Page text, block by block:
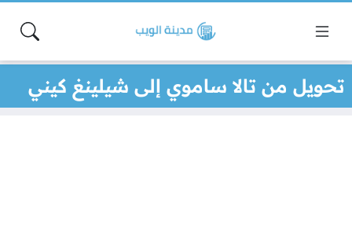
تحويل من تالا ساموي إلى شيلينغ كيني